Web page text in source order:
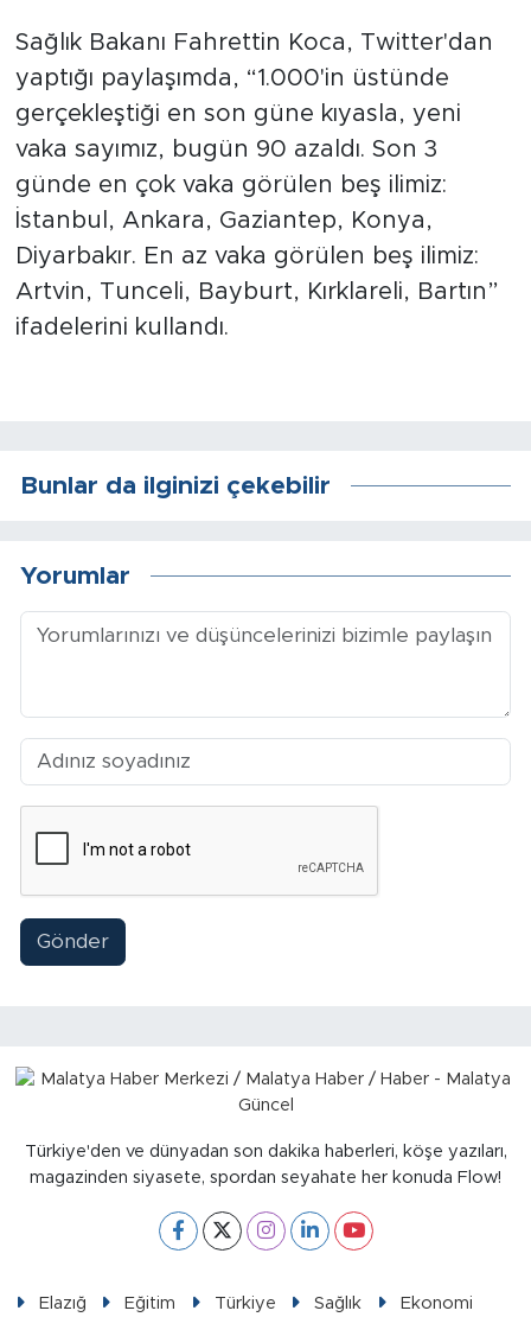
Sağlık Bakanı Fahrettin Koca, Twitter'dan
yaptığı paylaşımda, “1.000'in üstünde
gerçekleştiği en son güne kıyasla, yeni
vaka sayımız, bugün 90 azaldı. Son 3
günde en çok vaka görülen beş ilimiz:
İstanbul, Ankara, Gaziantep, Konya,
Diyarbakır. En az vaka görülen beş ilimiz:
Artvin, Tunceli, Bayburt, Kırklareli, Bartın”
ifadelerini kullandı.
Bunlar da ilginizi çekebilir
Yorumlar
Gönder
Türkiye'den ve dünyadan son dakika haberleri, köşe yazıları,
magazinden siyasete, spordan seyahate her konuda Flow!
Elazığ Eğitim Türkiye Sağlık Ekonomi
Kale
Pütürge
Magazin
Sinema
Asayiş